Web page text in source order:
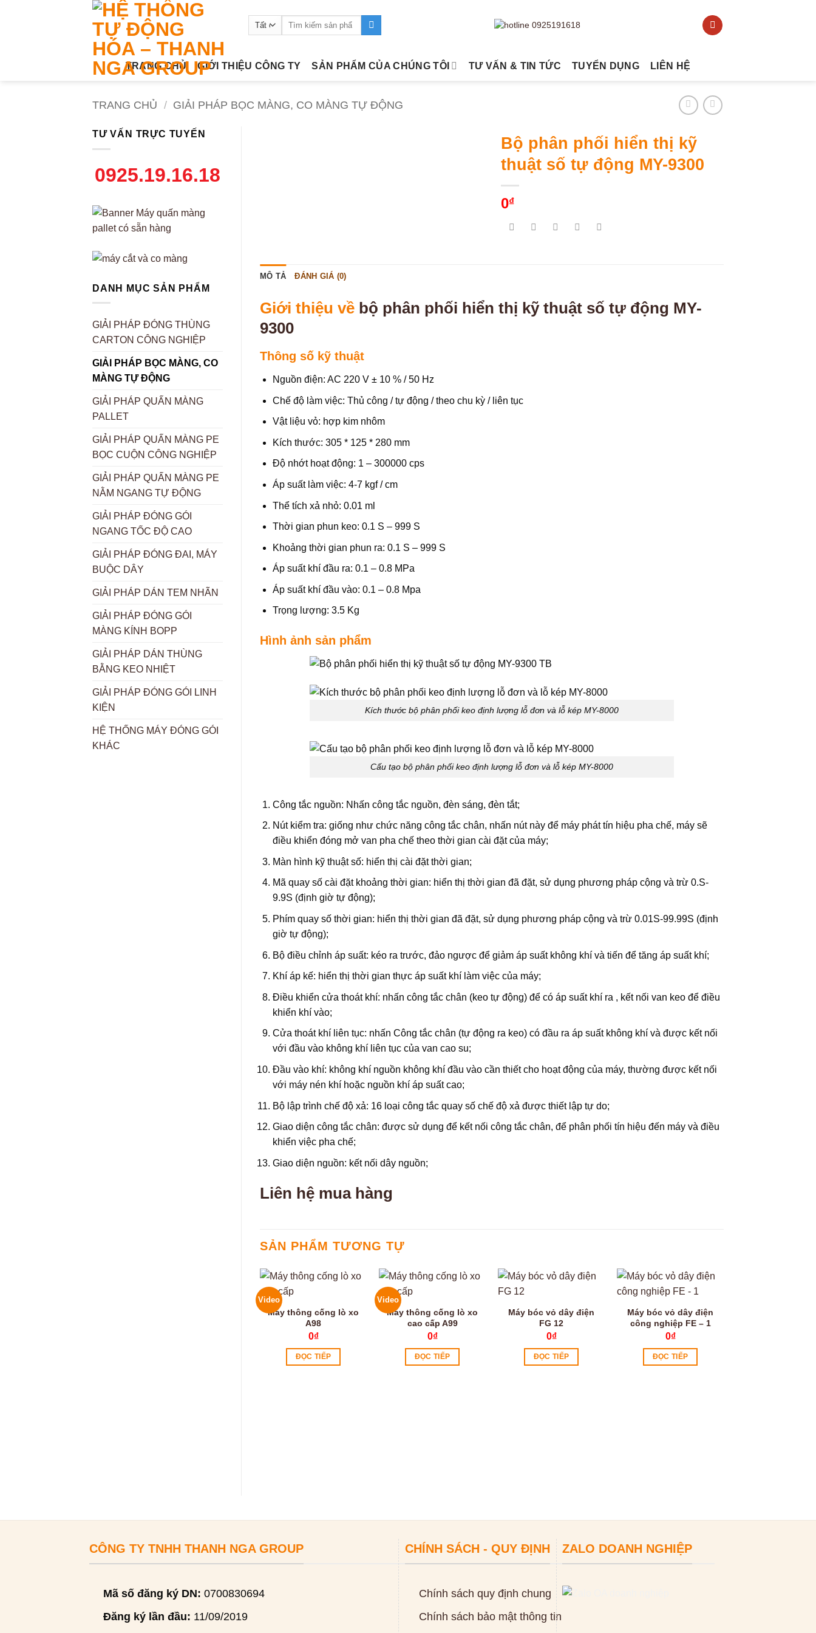
Tìm
TRANG CHỦ GIỚI THIỆU CÔNG TY SẢN PHẨM CỦA CHÚNG TÔI TƯ VẤN & TIN TỨC TUYỂN DỤNG LIÊN HỆ
TRANG CHỦ / GIẢI PHÁP BỌC MÀNG, CO MÀNG TỰ ĐỘNG
TƯ VẤN TRỰC TUYẾN
0925.19.16.18
DANH MỤC SẢN PHẨM
GIẢI PHÁP ĐÓNG THÙNG
CARTON CÔNG NGHIỆP
GIẢI PHÁP BỌC MÀNG, CO
MÀNG TỰ ĐỘNG
GIẢI PHÁP QUẤN MÀNG
PALLET
GIẢI PHÁP QUẤN MÀNG PE
BỌC CUỘN CÔNG NGHIỆP
GIẢI PHÁP QUẤN MÀNG PE
NẰM NGANG TỰ ĐỘNG
GIẢI PHÁP ĐÓNG GÓI
NGANG TỐC ĐỘ CAO
GIẢI PHÁP ĐÓNG ĐAI, MÁY
BUỘC DÂY
GIẢI PHÁP DÁN TEM NHÃN
GIẢI PHÁP ĐÓNG GÓI
MÀNG KÍNH BOPP
GIẢI PHÁP DÁN THÙNG
BẰNG KEO NHIỆT
GIẢI PHÁP ĐÓNG GÓI LINH
KIỆN
HỆ THỐNG MÁY ĐÓNG GÓI
KHÁC
Bộ phân phối hiển thị kỹ
thuật số tự động MY-9300
0₫
MÔ TẢ ĐÁNH GIÁ (0)
Giới thiệu về bộ phân phối hiển thị kỹ thuật số tự động MY-
9300
Thông số kỹ thuật
Nguồn điện: AC 220 V ± 10 % / 50 Hz
Chế độ làm việc: Thủ công / tự động / theo chu kỳ / liên tục
Vật liệu vỏ: hợp kim nhôm
Kích thước: 305 * 125 * 280 mm
Độ nhớt hoạt động: 1 – 300000 cps
Áp suất làm việc: 4-7 kgf / cm
Thể tích xả nhỏ: 0.01 ml
Thời gian phun keo: 0.1 S – 999 S
Khoảng thời gian phun ra: 0.1 S – 999 S
Áp suất khí đầu ra: 0.1 – 0.8 MPa
Áp suất khí đầu vào: 0.1 – 0.8 Mpa
Trọng lượng: 3.5 Kg
Hình ảnh sản phẩm
Kích thước bộ phân phối keo định lượng lỗ đơn và lỗ kép MY-8000
Cấu tạo bộ phân phối keo định lượng lỗ đơn và lỗ kép MY-8000
Công tắc nguồn: Nhấn công tắc nguồn, đèn sáng, đèn tắt;
Nút kiểm tra: giống như chức năng công tắc chân, nhấn nút này để máy phát tín hiệu pha chế, máy sẽ
điều khiển đóng mở van pha chế theo thời gian cài đặt của máy;
Màn hình kỹ thuật số: hiển thị cài đặt thời gian;
Mã quay số cài đặt khoảng thời gian: hiển thị thời gian đã đặt, sử dụng phương pháp cộng và trừ 0.S-
9.9S (định giờ tự động);
Phím quay số thời gian: hiển thị thời gian đã đặt, sử dụng phương pháp cộng và trừ 0.01S-99.99S ​​(định
giờ tự động);
Bộ điều chỉnh áp suất: kéo ra trước, đảo ngược để giảm áp suất không khí và tiến để tăng áp suất khí;
Khí áp kế: hiển thị thời gian thực áp suất khí làm việc của máy;
Điều khiển cửa thoát khí: nhấn công tắc chân (keo tự động) để có áp suất khí ra , kết nối van keo để điều
khiển khí vào;
Cửa thoát khí liên tục: nhấn Công tắc chân (tự động ra keo) có đầu ra áp suất không khí và được kết nối
với đầu vào không khí liên tục của van cao su;
Đầu vào khí: không khí nguồn không khí đầu vào cần thiết cho hoạt động của máy, thường được kết nối
với máy nén khí hoặc nguồn khí áp suất cao;
Bộ lập trình chế độ xả: 16 loại công tắc quay số chế độ xả được thiết lập tự do;
Giao diện công tắc chân: được sử dụng để kết nối công tắc chân, để phân phối tín hiệu đến máy và điều
khiển việc pha chế;
Giao diện nguồn: kết nối dây nguồn;
Liên hệ mua hàng
SẢN PHẨM TƯƠNG TỰ
Video
Máy thông cống lò xo
A98
0₫
ĐỌC TIẾP
Video
Máy thông cống lò xo
cao cấp A99
0₫
ĐỌC TIẾP
Máy bóc vỏ dây điện
FG 12
0₫
ĐỌC TIẾP
Máy bóc vỏ dây điện
công nghiệp FE – 1
0₫
ĐỌC TIẾP
CÔNG TY TNHH THANH NGA GROUP
Mã số đăng ký DN: 0700830694
Đăng ký lần đầu: 11/09/2019
CHÍNH SÁCH - QUY ĐỊNH
Chính sách quy định chung
Chính sách bảo mật thông tin
ZALO DOANH NGHIỆP